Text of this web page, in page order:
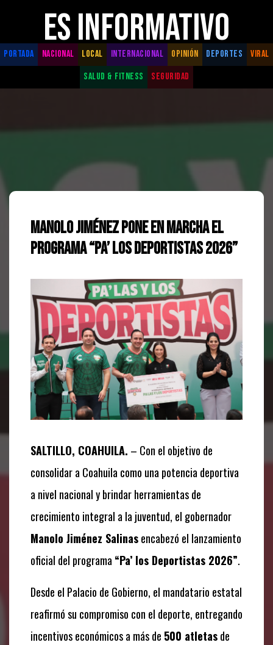
ES INFORMATIVO
PORTADA NACIONAL LOCAL INTERNACIONAL OPINIÓN DEPORTES
VIRAL
SALUD & FITNESS
SEGURIDAD
Manolo Jiménez pone en marcha el
programa “Pa’ los Deportistas 2026”
SALTILLO, COAHUILA. – Con el objetivo de
consolidar a Coahuila como una potencia deportiva
a nivel nacional y brindar herramientas de
crecimiento integral a la juventud, el gobernador
Manolo Jiménez Salinasencabezó el lanzamiento
oficial del programa “Pa’ los Deportistas 2026”.
Desde el Palacio de Gobierno, el mandatario estatal
reafirmó su compromiso con el deporte, entregando
incentivos económicos a más de 500 atletasde